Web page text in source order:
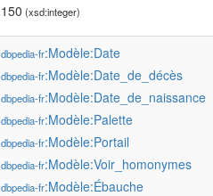
150 (xsd:integer)
dbpedia-fr:Modèle:Date
dbpedia-fr:Modèle:Date_de_décès
dbpedia-fr:Modèle:Date_de_naissance
dbpedia-fr:Modèle:Palette
dbpedia-fr:Modèle:Portail
dbpedia-fr:Modèle:Voir_homonymes
dbpedia-fr:Modèle:Ébauche